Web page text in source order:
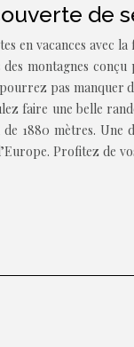
de
en vacances
montagnes
pas
faire une belle
1880 mètres.
Profitez de